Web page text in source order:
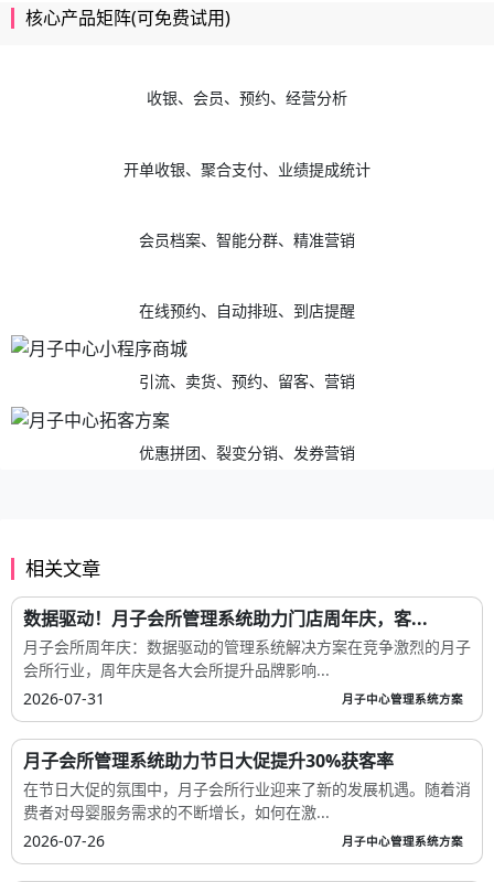
核心产品矩阵(可免费试用)
收银、会员、预约、经营分析
开单收银、聚合支付、业绩提成统计
会员档案、智能分群、精准营销
在线预约、自动排班、到店提醒
引流、卖货、预约、留客、营销
优惠拼团、裂变分销、发券营销
相关文章
数据驱动！月子会所管理系统助力门店周年庆，客...
月子会所周年庆：数据驱动的管理系统解决方案在竞争激烈的月子
会所行业，周年庆是各大会所提升品牌影响...
2026-07-31
月子中心管理系统方案
月子会所管理系统助力节日大促提升30%获客率
在节日大促的氛围中，月子会所行业迎来了新的发展机遇。随着消
费者对母婴服务需求的不断增长，如何在激...
2026-07-26
月子中心管理系统方案